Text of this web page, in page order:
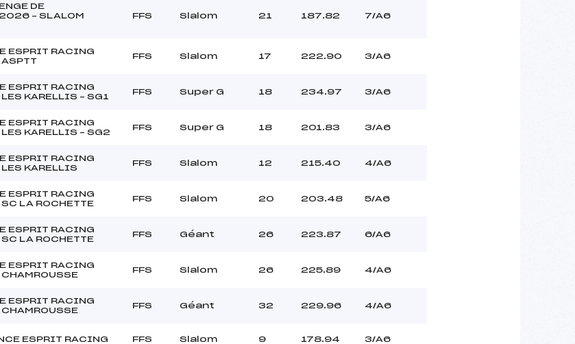
DE
– SLALOM
FFS Slalom 21 187.82 7/A6
ESPRIT RACING
FFS Slalom 17 222.90 3/A6
ESPRIT RACING
KARELLIS – SG1
FFS Super G 18 234.97 3/A6
ESPRIT RACING
KARELLIS – SG2
FFS Super G 18 201.83 3/A6
ESPRIT RACING
KARELLIS
FFS Slalom 12 215.40 4/A6
ESPRIT RACING
LA ROCHETTE
FFS Slalom 20 203.48 5/A6
ESPRIT RACING
LA ROCHETTE
FFS Géant 26 223.87 6/A6
ESPRIT RACING
FFS Slalom 26 225.89 4/A6
ESPRIT RACING
FFS Géant 32 229.96 4/A6
ESPRIT RACING FFS Slalom 9 178.94 3/A6